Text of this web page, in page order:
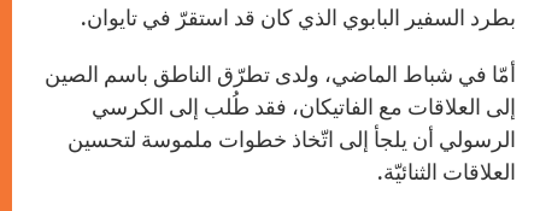
بطرد السفير البابوي الذي كان قد استقرّ في تايوان.
أمّا في شباط الماضي، ولدى تطرّق الناطق باسم الصين
إلى العلاقات مع الفاتيكان، فقد طُلب إلى الكرسي
الرسولي أن يلجأ إلى اتّخاذ خطوات ملموسة لتحسين
العلاقات الثنائيّة.